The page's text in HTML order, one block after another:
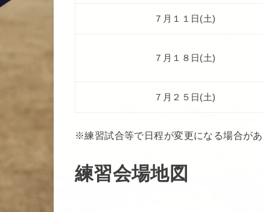
７月１１日(土)
７月１８日(土)
７月２５日(土)
※練習試合等で日程が変更になる場合が
練習会場地図